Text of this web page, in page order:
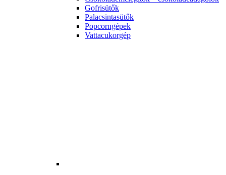
Gofrisütők
Palacsintasütők
Popcorngépek
Vattacukorgép